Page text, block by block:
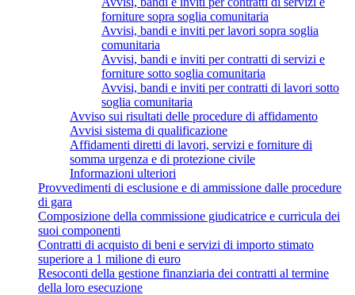
forniture sopra soglia comunitaria
Avvisi, bandi e inviti per lavori sopra soglia
comunitaria
Avvisi, bandi e inviti per contratti di servizi e
forniture sotto soglia comunitaria
Avvisi, bandi e inviti per contratti di lavori sotto
soglia comunitaria
Avviso sui risultati delle procedure di affidamento
Avvisi sistema di qualificazione
Affidamenti diretti di lavori, servizi e forniture di
somma urgenza e di protezione civile
Informazioni ulteriori
Provvedimenti di esclusione e di ammissione dalle procedure
di gara
Composizione della commissione giudicatrice e curricula dei
suoi componenti
Contratti di acquisto di beni e servizi di importo stimato
superiore a 1 milione di euro
Resoconti della gestione finanziaria dei contratti al termine
della loro esecuzione